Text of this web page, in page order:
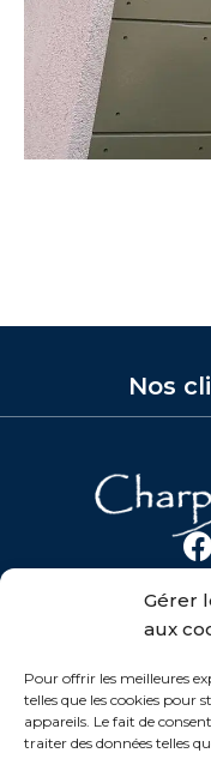
Gérer
aux
Pour offrir les meilleures
telles que les cookies pour
appareils. Le fait de
traiter des données telles
Nos